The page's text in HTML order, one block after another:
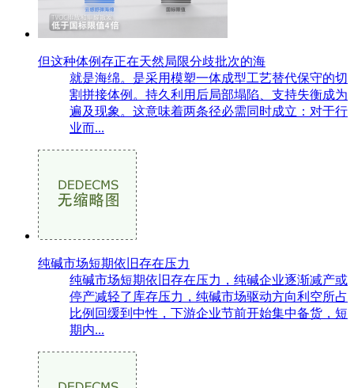
但这种体例存正在天然局限分歧批次的海
就是海绵。是采用模塑一体成型工艺替代保守的切
割拼接体例。持久利用后局部塌陷、支持失衡成为
遍及现象。这意味着两条径必需同时成立：对于行
业而...
纯碱市场短期依旧存在压力
纯碱市场短期依旧存在压力，纯碱企业逐渐减产或
停产减轻了库存压力，纯碱市场驱动方向利空所占
比例回缓到中性，下游企业节前开始集中备货，短
期内...